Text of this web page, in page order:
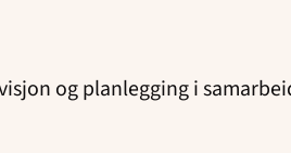
og planlegging i